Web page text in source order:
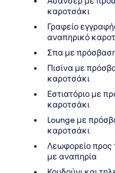
καροτσάκι
Γραφείο
αναπηρικό
Σπα με
Πισίνα με
καροτσάκι
Εστιατόριο με
καροτσάκι
Lounge με
καροτσάκι
Λεωφορείο προς
με αναπηρία